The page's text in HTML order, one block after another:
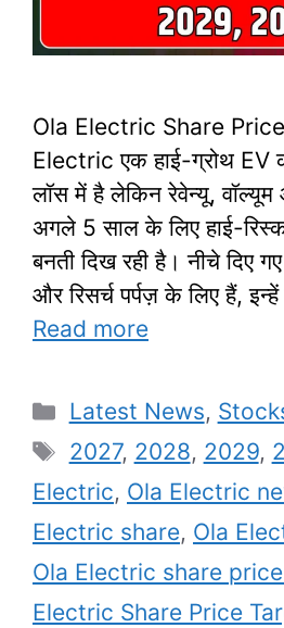
Ola Electric Share
Electric एक हाई-ग्रोथ EV
लॉस में है लेकिन रेवेन्यू,
अगले 5 साल के लिए हाई-रिस्क,
बनती दिख रही है। नीचे दिए
और रिसर्च पर्पज़ के लिए हैं,
Read more
Categories
Latest News,
Tags
2027, 2028, 2029,
Electric, Ola Electric
Electric share, Ola
Ola Electric share
Electric Share Price